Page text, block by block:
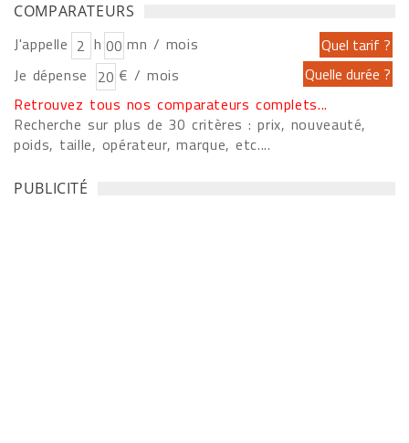
COMPARATEURS
J'appelle h
mn / mois
Je dépense
€ / mois
Retrouvez tous nos comparateurs complets...
Recherche sur plus de 30 critères : prix, nouveauté,
poids, taille, opérateur, marque, etc....
PUBLICITÉ